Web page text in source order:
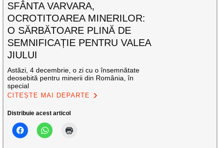
SFÂNTA VARVARA,
OCROTITOAREA MINERILOR:
O SĂRBĂTOARE PLINĂ DE
SEMNIFICAȚIE PENTRU VALEA
JIULUI
Astăzi, 4 decembrie, o zi cu o însemnătate
deosebită pentru minerii din România, în
special
CITEȘTE MAI DEPARTE
Distribuie acest articol